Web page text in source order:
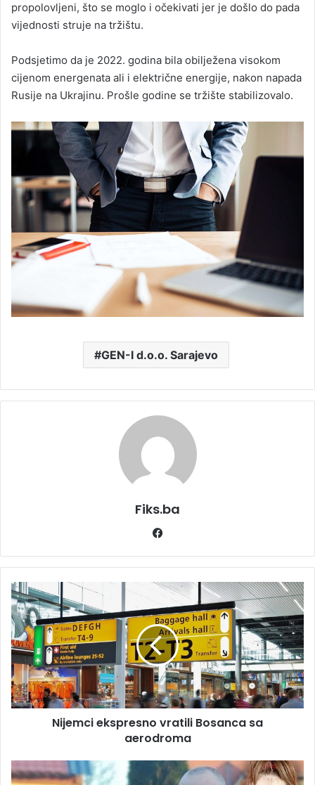
propolovljeni, što se moglo i očekivati jer je došlo do pada
vijednosti struje na tržištu.
Podsjetimo da je 2022. godina bila obilježena visokom
cijenom energenata ali i električne energije, nakon napada
Rusije na Ukrajinu. Prošle godine se tržište stabilizovalo.
GEN-I d.o.o. Sarajevo
Fiks.ba
Nijemci
ekspresno
vratili
Bosanca
sa
aerodroma
Nijemci ekspresno vratili Bosanca sa
aerodroma
meni